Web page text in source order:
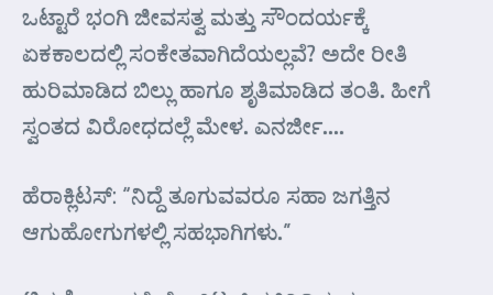
ಒಟ್ಟಾರೆ ಭಂಗಿ ಜೀವಸತ್ವ ಮತ್ತು ಸೌಂದರ್ಯಕ್ಕೆ
ಏಕಕಾಲದಲ್ಲಿ ಸಂಕೇತವಾಗಿದೆಯಲ್ಲವೆ? ಅದೇ ರೀತಿ
ಹುರಿಮಾಡಿದ ಬಿಲ್ಲು ಹಾಗೂ ಶೃತಿಮಾಡಿದ ತಂತಿ. ಹೀಗೆ
ಸ್ವಂತದ ವಿರೋಧದಲ್ಲೆ ಮೇಳ. ಎನರ್ಜೀ….
ಹೆರಾಕ್ಲಿಟಸ್: “ನಿದ್ದೆ ತೂಗುವವರೂ ಸಹಾ ಜಗತ್ತಿನ
ಆಗುಹೋಗುಗಳಲ್ಲಿ ಸಹಭಾಗಿಗಳು.”